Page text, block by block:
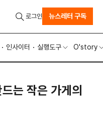
인사이터 실행도구 O'story
로그인 뉴스레터 구독
는 작은 가게의